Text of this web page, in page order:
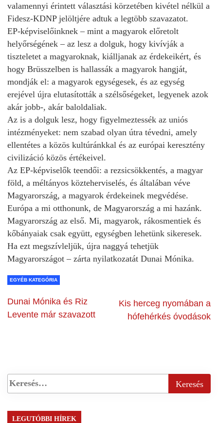
valamennyi érintett választási körzetében kivétel nélkül a
Fidesz-KDNP jelöltjére adtuk a legtöbb szavazatot.
EP-képviselőinknek – mint a magyarok előretolt
helyőrségének – az lesz a dolguk, hogy kivívják a
tiszteletet a magyaroknak, kiálljanak az érdekeikért, és
hogy Brüsszelben is hallassák a magyarok hangját,
mondják el: a magyarok egységesek, és az egység
erejével újra elutasították a szélsőségeket, legyenek azok
akár jobb-, akár baloldaliak.
Az is a dolguk lesz, hogy figyelmeztessék az uniós
intézményeket: nem szabad olyan útra tévedni, amely
ellentétes a közös kultúránkkal és az európai keresztény
civilizáció közös értékeivel.
Az EP-képviselők teendői: a rezsicsökkentés, a magyar
föld, a méltányos közteherviselés, és általában véve
Magyarország, a magyarok érdekeinek megvédése.
Európa a mi otthonunk, de Magyarország a mi hazánk.
Magyarország az első. Mi, magyarok, rákosmentiek és
kőbányaiak csak együtt, egységben lehetünk sikeresek.
Ha ezt megszívleljük, újra naggyá tehetjük
Magyarországot – zárta nyilatkozatát Dunai Mónika.
EGYÉB KATEGÓRIA
Dunai Mónika és Riz
Levente már szavazott
Kis herceg nyomában a
hófehérkés óvodások
LEGUTÓBBI HÍREK